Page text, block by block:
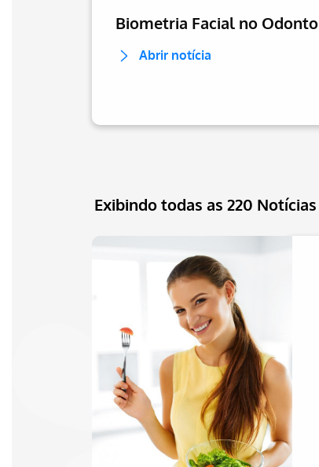
Biometria Facial no Odonto
Abrir notícia
Exibindo todas as 220 Notícias